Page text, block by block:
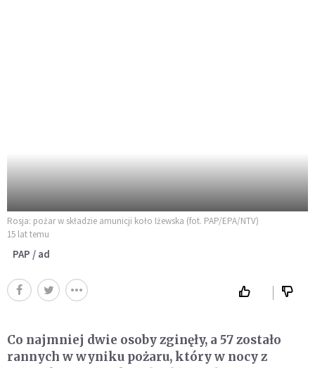
Rosja: pożar w składzie amunicji koło Iżewska (fot. PAP/EPA/NTV)
15 lat temu
PAP / ad
Co najmniej dwie osoby zginęły, a 57 zostało
rannych w wyniku pożaru, który w nocy z